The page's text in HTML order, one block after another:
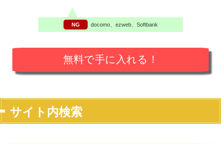
NG docomo、ezweb、Softbank
サイト内検索